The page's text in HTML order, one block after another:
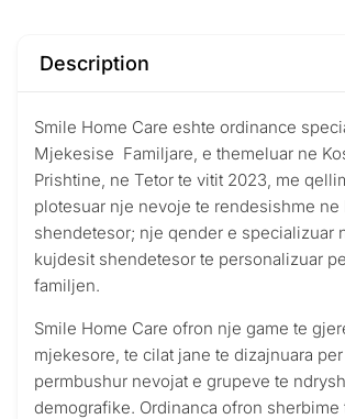
Description
Smile Home Care eshte ordinance
Mjekesise Familjare, e themeluar ne
Prishtine, ne Tetor te vitit 2023, me
plotesuar nje nevoje te rendesishme ne
shendetesor; nje qender e specializuar
kujdesit shendetesor te personalizuar
familjen.
Smile Home Care ofron nje game te
mjekesore, te cilat jane te dizajnuara per
permbushur nevojat e grupeve te
demografike. Ordinanca ofron sherbime